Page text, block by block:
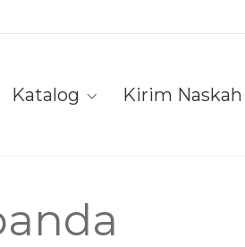
Katalog Kirim Naskah